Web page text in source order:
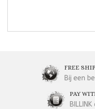
FREE
Bij een
PAY